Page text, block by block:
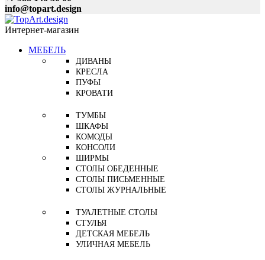
info@topart.design
Интернет-магазин
МЕБЕЛЬ
ДИВАНЫ
КРЕСЛА
ПУФЫ
КРОВАТИ
ТУМБЫ
ШКАФЫ
КОМОДЫ
КОНСОЛИ
ШИРМЫ
СТОЛЫ ОБЕДЕННЫЕ
СТОЛЫ ПИСЬМЕННЫЕ
СТОЛЫ ЖУРНАЛЬНЫЕ
ТУАЛЕТНЫЕ СТОЛЫ
СТУЛЬЯ
ДЕТСКАЯ МЕБЕЛЬ
УЛИЧНАЯ МЕБЕЛЬ